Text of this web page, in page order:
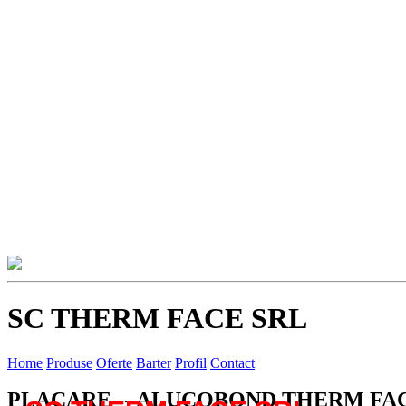
SC THERM FACE SRL
Home Produse Oferte Barter Profil Contact
PLACARE -- ALUCOBOND THERM